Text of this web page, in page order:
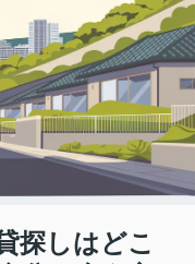
探しはどこ